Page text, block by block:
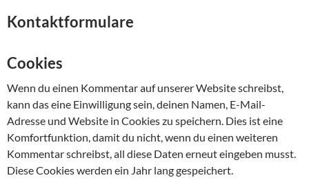
Kontaktformulare
Cookies
Wenn du einen Kommentar auf unserer Website schreibst,
kann das eine Einwilligung sein, deinen Namen, E-Mail-
Adresse und Website in Cookies zu speichern. Dies ist eine
Komfortfunktion, damit du nicht, wenn du einen weiteren
Kommentar schreibst, all diese Daten erneut eingeben musst.
Diese Cookies werden ein Jahr lang gespeichert.